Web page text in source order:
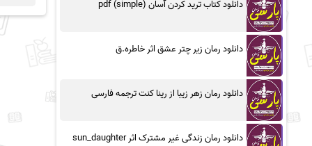
دانلود کتاب ترید کردن آسان (simple) pdf
دانلود رمان زیر چتر عشق اثر خاطره.ق
دانلود رمان زهر زیبا از رینا کنت ترجمه فارسی
دانلود رمان زندگی غیر مشترک اثر sun_daughter